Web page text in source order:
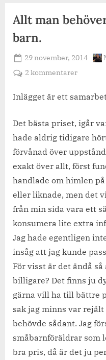
Allt man
barn.
Posted
on
29 november, 2014
2 kommentarertill
man
för
och
stora
barn.
Inlägget är ett
Det bästa priset, igår
hade aldrig tidigare
förvånad över
exakt över allt, först
handlade om himlen
eller liknade, men det
från min sida vara ett
konsumera lite extra
Jag hade egentligen
insåg att jag kunde
För visst är det ändå
billigare? Det finns ju
gärna vill ha till bättre
sak jag minns var
behövde sådant. Jag
småbarnföräldrar som
bra pris, då är det ju